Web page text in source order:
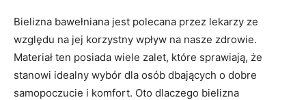
Bielizna bawełniana jest polecana przez lekarzy ze
względu‌ na jej korzystny wpływ​ na nasze zdrowie.
Materiał ten posiada wiele zalet, które sprawiają,⁤ że
stanowi idealny ⁤wybór dla ⁣osób ‌dbających o dobre
samopoczucie i komfort. ‍Oto ‌dlaczego bielizna